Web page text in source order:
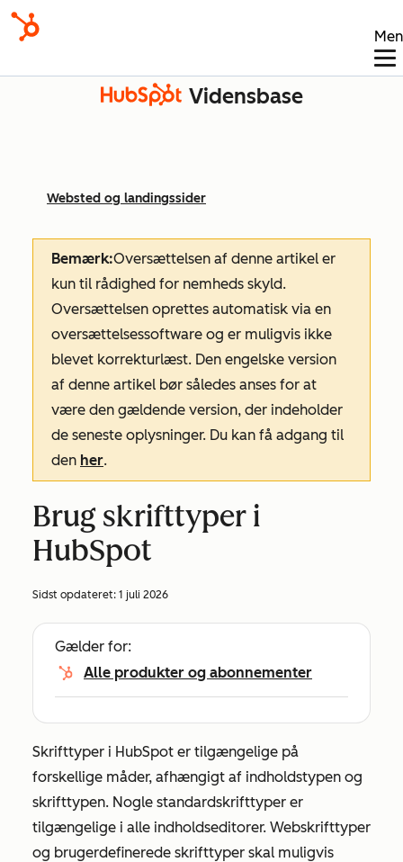
Vidensbase
Websted og landingssider
Bemærk:Oversættelsen af denne artikel er
kun til rådighed for nemheds skyld.
Oversættelsen oprettes automatisk via en
oversættelsessoftware og er muligvis ikke
blevet korrekturlæst. Den engelske version
af denne artikel bør således anses for at
være den gældende version, der indeholder
de seneste oplysninger. Du kan få adgang til
den her.
Brug skrifttyper i
HubSpot
Sidst opdateret: 1 juli 2026
Gælder for:
Alle produkter og abonnementer
Skrifttyper i HubSpot er tilgængelige på
forskellige måder, afhængigt af indholdstypen og
skrifttypen. Nogle standardskrifttyper er
tilgængelige i alle indholdseditorer. Webskrifttyper
og brugerdefinerede skrifttyper skal muligvis